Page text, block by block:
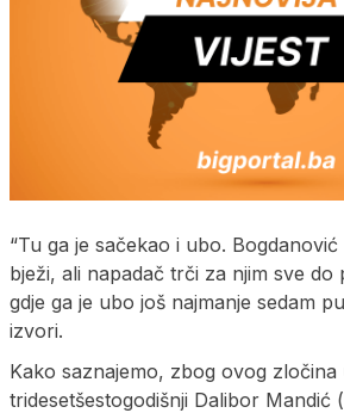
“Tu ga je sačekao i ubo.
bježi, ali napadač trči za njim sve do
gdje ga je ubo još najmanje sedam
izvori.
Kako saznajemo, zbog ovog zločina
tridesetšestogodišnji Dalibor Mandić